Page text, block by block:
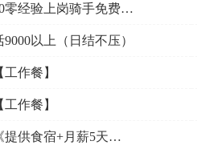
新人奖4000零经验上岗骑手免费用车
以上（日结不压）
作餐】
作餐】
装卸工人《提供食宿+月薪5天一结算》